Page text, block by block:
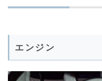
エンジン